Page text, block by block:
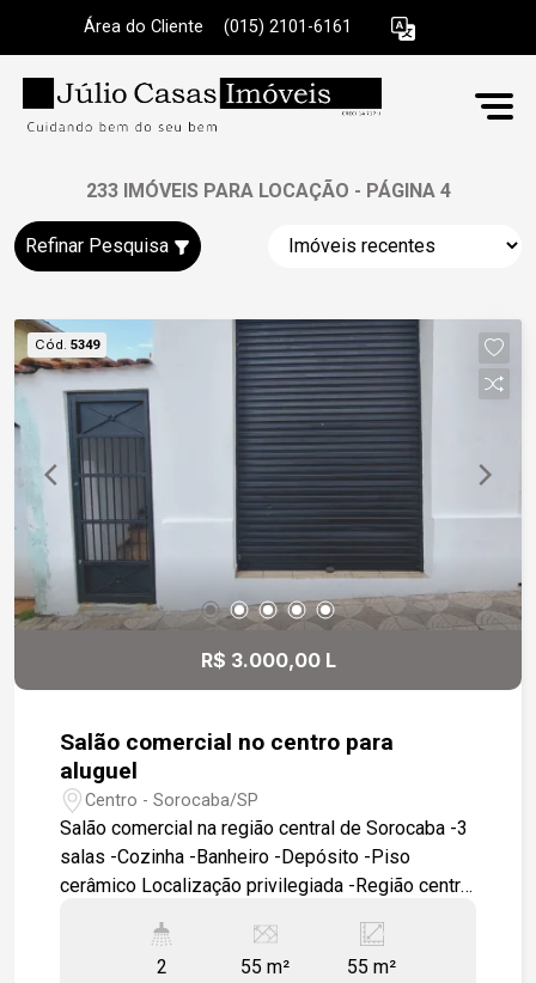
Área do Cliente (015) 2101-6161
233 IMÓVEIS PARA LOCAÇÃO - PÁGINA 4
Refinar Pesquisa
Cód. 5349
R$ 3.000,00 L
Salão comercial no centro para
aluguel
Centro - Sorocaba/SP
Salão comercial na região central de Sorocaba -3
salas -Cozinha -Banheiro -Depósito -Piso
cerâmico Localização privilegiada -Região central
minutos do Pátio Cianê Shopping
2
55 m² 55 m²